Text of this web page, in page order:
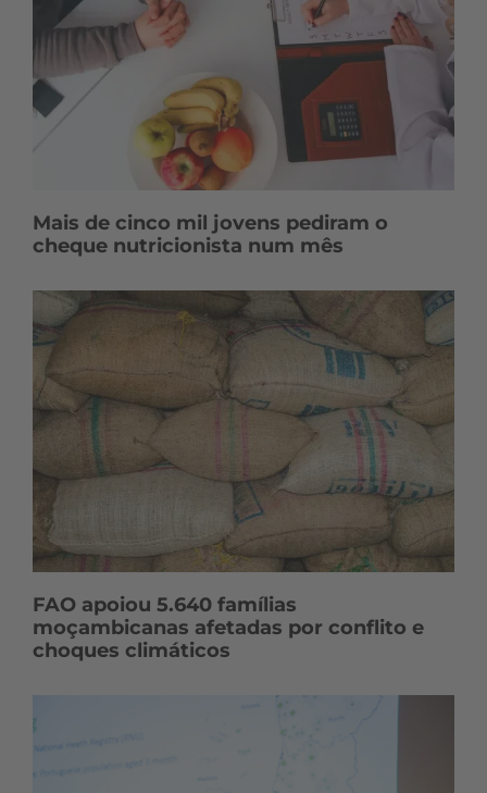
Mais de cinco mil jovens pediram o
cheque nutricionista num mês
FAO apoiou 5.640 famílias
moçambicanas afetadas por conflito e
choques climáticos